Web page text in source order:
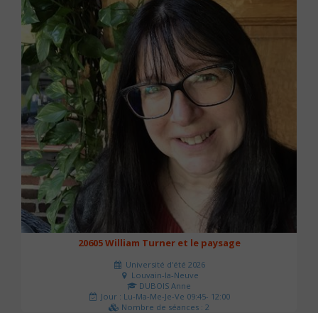
20605 William Turner et le paysage
Université d'été 2026
Louvain-la-Neuve
DUBOIS Anne
Jour : Lu-Ma-Me-Je-Ve 09:45- 12:00
Nombre de séances : 2